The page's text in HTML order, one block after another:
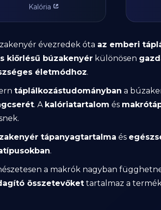
Kalória
évezredek óta az emberi
kiőrlésű búzakenyér különösen
életmódhoz.
táplálkozástudományban a
. A kalóriatartalom és
tápanyagtartalma és
.
a makrók nagyban
összetevőket tartalmaz a